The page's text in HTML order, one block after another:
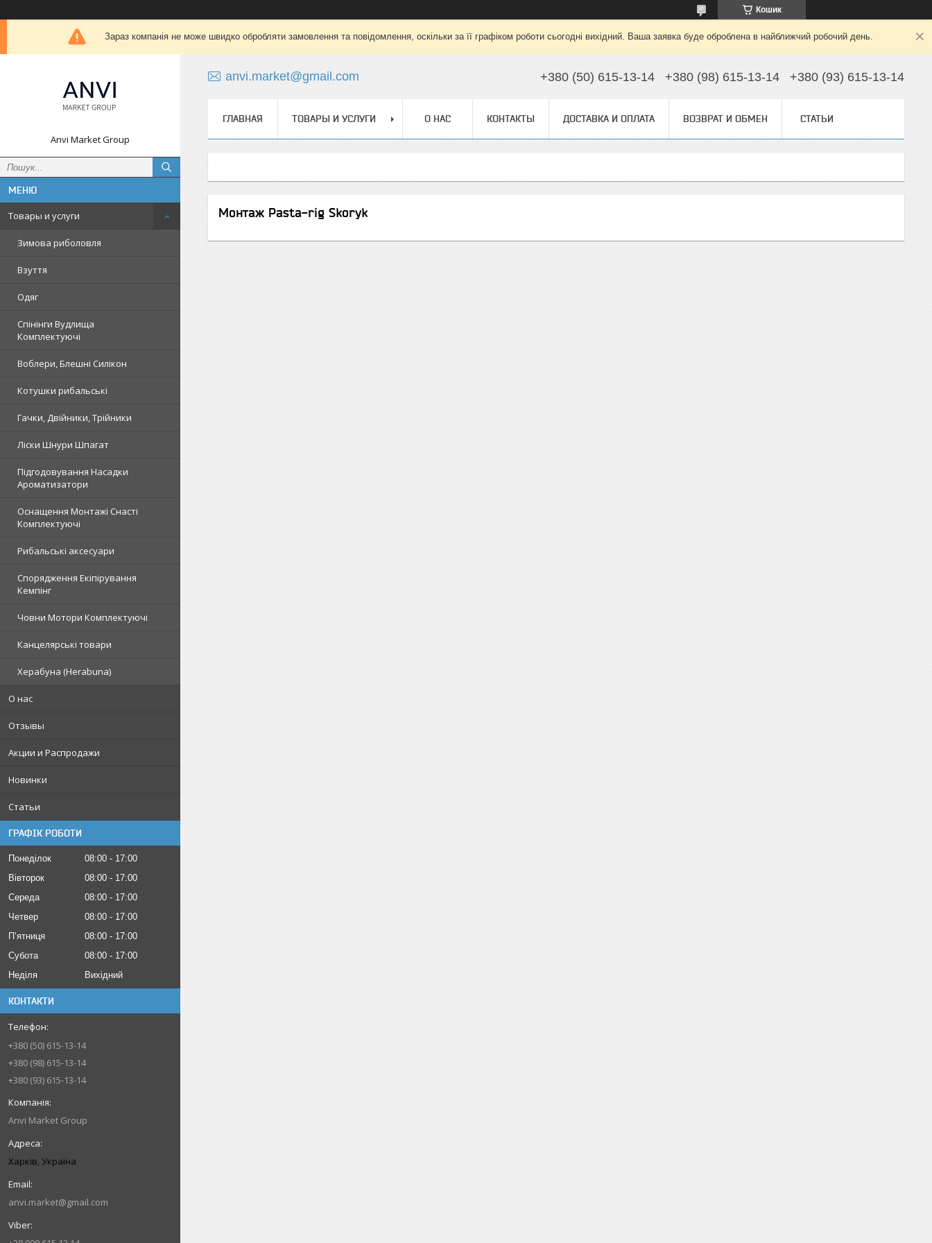
Кошик
Зараз компанія не може швидко обробляти замовлення та повідомлення, оскільки за її графіком роботи сьогодні вихідний. Ваша заявка буде оброблена в найближчий робочий день.
Anvi Market Group
Товары и услуги
Зимова риболовля
Взуття
Одяг
Спінінги Вудлища
Комплектуючі
Воблери, Блешні Силікон
Котушки рибальські
Гачки, Двійники, Трійники
Ліски Шнури Шпагат
Підгодовування Насадки
Ароматизатори
Оснащення Монтажі Снасті
Комплектуючі
Рибальські аксесуари
Спорядження Екіпірування
Кемпінг
Човни Мотори Комплектуючі
Канцелярські товари
Херабуна (Herabuna)
О нас
Отзывы
Акции и Распродажи
Новинки
Статьи
ГРАФІК РОБОТИ
Понеділок 08:00
17:00
Вівторок
08:00
17:00
Середа
08:00
17:00
Четвер
08:00
17:00
Пʼятниця
08:00
17:00
Субота
08:00
17:00
Неділя
Вихідний
КОНТАКТИ
+380 (50) 615-13-14
+380 (98) 615-13-14
+380 (93) 615-13-14
Anvi Market Group
Харків, Україна
anvi.market@gmail.com
anvi.market@gmail.com +380 (50) 615-13-14 +380 (98) 615-13-14 +380 (93) 615-13-14
ГЛАВНАЯ ТОВАРЫ И УСЛУГИ О НАС КОНТАКТЫ ДОСТАВКА И ОПЛАТА ВОЗВРАТ И ОБМЕН СТАТЬИ
Монтаж Pasta-rig Skoryk